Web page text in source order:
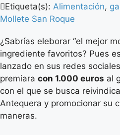
Etiqueta(s): Alimentación,
Mollete San Roque
¿Sabrías eleborar “el mejor
ingrediente favoritos? Pues
lanzado en sus redes
premiara con 1.000 euros al
con el que se busca
Antequera y promocionar su
maneras.